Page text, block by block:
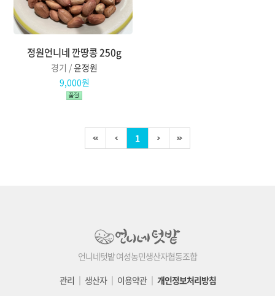
정원언니네 깐땅콩 250g
경기 /윤정원
9,000원
1
언니네텃밭 여성농민생산자협동조합
관리 │ 생산자│ 이용약관│ 개인정보처리방침